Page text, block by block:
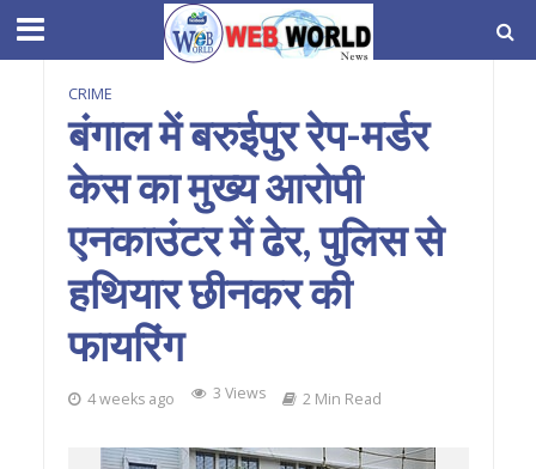
CRIME
बंगाल में बरुईपुर रेप-मर्डर
केस का मुख्य आरोपी
एनकाउंटर में ढेर, पुलिस से
हथियार छीनकर की
फायरिंग
4 weeks ago 3 Views 2 Min Read